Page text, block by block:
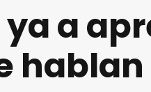
ya a
hablan